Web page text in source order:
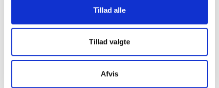
Tillad alle
Tillad valgte
Afvis